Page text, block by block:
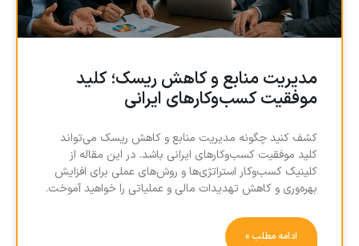
مدیریت منابع و کاهش ریسک؛ کلید
موفقیت کسب‌وکارهای ایرانی
کشف کنید چگونه مدیریت منابع و کاهش ریسک می‌تواند
کلید موفقیت کسب‌وکارهای ایرانی باشد. در این مقاله از
کلینیک کسب‌وکار استراتژی‌ها و روش‌های عملی برای افزایش
بهره‌وری و کاهش تهدیدات مالی و عملیاتی را خواهید آموخت.
ادامه مطلب »